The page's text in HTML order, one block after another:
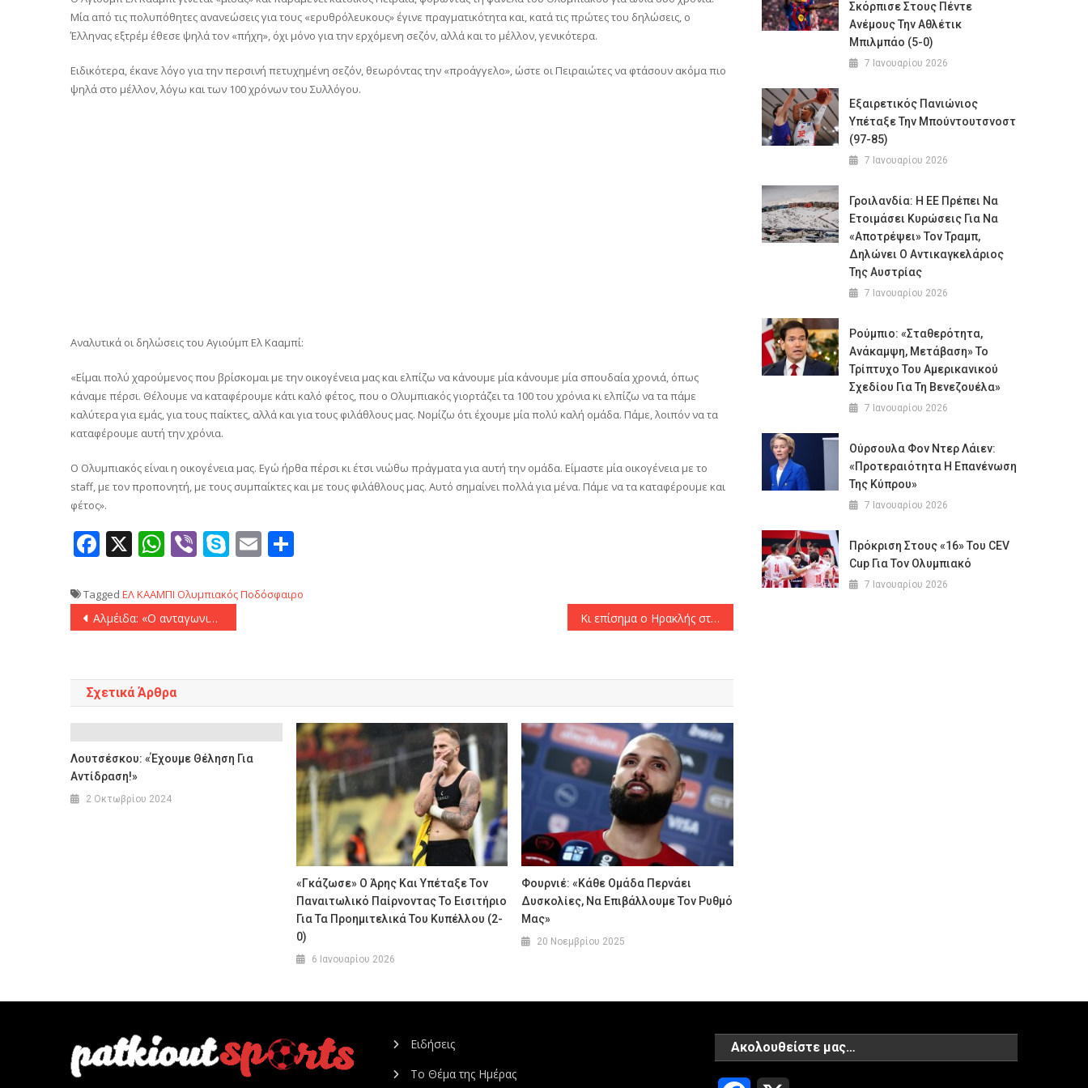
Μία από τις πολυπόθητες ανανεώσεις για τους «ερυθρόλευκους» έγινε πραγματικότητα και, κατά τις πρώτες του δηλώσεις, ο
Έλληνας εξτρέμ έθεσε ψηλά τον «πήχη», όχι μόνο για την ερχόμενη σεζόν, αλλά και το μέλλον, γενικότερα.
Ειδικότερα, έκανε λόγο για την περσινή πετυχημένη σεζόν, θεωρόντας την «προάγγελο», ώστε οι Πειραιώτες να φτάσουν ακόμα πιο
ψηλά στο μέλλον, λόγω και των 100 χρόνων του Συλλόγου.
Αναλυτικά οι δηλώσεις του Αγιούμπ Ελ Κααμπί:
«Είμαι πολύ χαρούμενος που βρίσκομαι με την οικογένεια μας και ελπίζω να κάνουμε μία κάνουμε μία σπουδαία χρονιά, όπως
κάναμε πέρσι. Θέλουμε να καταφέρουμε κάτι καλό φέτος, που ο Ολυμπιακός γιορτάζει τα 100 του χρόνια κι ελπίζω να τα πάμε
καλύτερα για εμάς, για τους παίκτες, αλλά και για τους φιλάθλους μας. Νομίζω ότι έχουμε μία πολύ καλή ομάδα. Πάμε, λοιπόν να τα
καταφέρουμε αυτή την χρόνια.
Ο Ολυμπιακός είναι η οικογένεια μας. Εγώ ήρθα πέρσι κι έτσι νιώθω πράγματα για αυτή την ομάδα. Είμαστε μία οικογένεια με το
staff, με τον προπονητή, με τους συμπαίκτες και με τους φιλάθλους μας. Αυτό σημαίνει πολλά για μένα. Πάμε να τα καταφέρουμε και
φέτος».
Facebook
X WhatsApp
ViberSkype
Email
Tagged ΕΛ ΚΑΑΜΠΙ ΟλυμπιακόςΠοδόσφαιρο
Πλοήγηση
Αλμέιδα: «Ο ανταγωνισμός θα βοηθήσει την ομάδα να δυναμώσει» Κι επίσημα ο Ηρακλής στα χέρια του Μονεμβασιώτη
Σχετικά Άρθρα
Λουτσέσκου: «Έχουμε Θέληση Για
Αντίδραση!»
2 Οκτωβρίου 2024
«Γκάζωσε» Ο Άρης Και Υπέταξε Τον
Παναιτωλικό Παίρνοντας Το Εισιτήριο
Για Τα Προημιτελικά Του Κυπέλλου (2-
0)
6 Ιανουαρίου 2026
Φουρνιέ: «Κάθε Ομάδα Περνάει
Δυσκολίες, Να Επιβάλλουμε Τον Ρυθμό
Μας»
20 Νοεμβρίου 2025
Σκόρπισε Στους Πέντε
Ανέμους Την Αθλέτικ
Μπιλμπάο (5-0)
7 Ιανουαρίου 2026
Εξαιρετικός Πανιώνιος
Υπέταξε Την Μπούντουτσνοστ
(97-85)
7 Ιανουαρίου 2026
Γροιλανδία: Η ΕΕ Πρέπει Να
Ετοιμάσει Κυρώσεις Για Να
«αποτρέψει» Τον Τραμπ,
Δηλώνει Ο Αντικαγκελάριος
Της Αυστρίας
7 Ιανουαρίου 2026
Ρούμπιο: «Σταθερότητα,
Ανάκαμψη, Μετάβαση» Το
Τρίπτυχο Του Αμερικανικού
Σχεδίου Για Τη Βενεζουέλα»
7 Ιανουαρίου 2026
Ούρσουλα Φον Ντερ Λάιεν:
«Προτεραιότητα Η Επανένωση
Της Κύπρου»
7 Ιανουαρίου 2026
Πρόκριση Στους «16» Του CEV
Cup Για Τον Ολυμπιακό
7 Ιανουαρίου 2026
Ειδήσεις
Το Θέμα της Ημέρας
Ακολουθείστε μας…